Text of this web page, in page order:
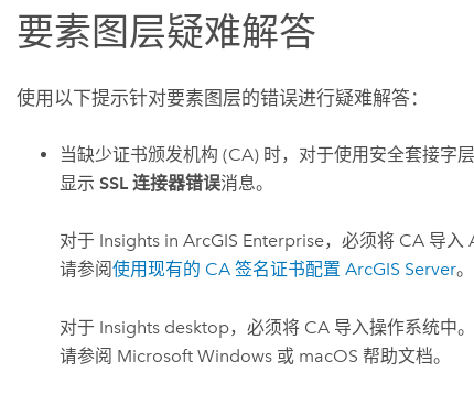
要素图层疑难解答
使用以下提示针对要素图层的错误进行疑难解答：
当缺少证书颁发机构 (CA) 时，对于使用安全套接字
显示 SSL 连接器错误消息。
对于 Insights in ArcGIS Enterprise，必须将 CA 导入
请参阅使用现有的 CA 签名证书配置 ArcGIS Server。
对于 Insights desktop，必须将 CA 导入操作系统中
请参阅 Microsoft Windows或 macOS 帮助文档。